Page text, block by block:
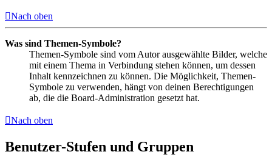
Nach oben
Was sind Themen-Symbole?
Themen-Symbole sind vom Autor ausgewählte Bilder, welche
mit einem Thema in Verbindung stehen können, um dessen
Inhalt kennzeichnen zu können. Die Möglichkeit, Themen-
Symbole zu verwenden, hängt von deinen Berechtigungen
ab, die die Board-Administration gesetzt hat.
Nach oben
Benutzer-Stufen und Gruppen